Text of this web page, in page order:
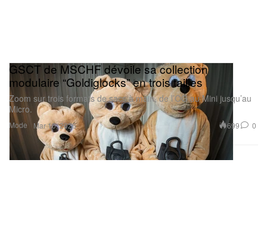
Mode
GSCT de MSCHF dévoile sa collection
modulaire “Goldiglocks” en trois tailles
Zoom sur trois formats de sacs à main, de l’OG au Mini jusqu’au
Micro.
Mar 10, 2026 699 0